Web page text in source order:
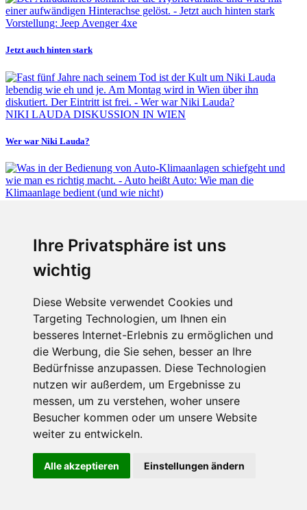
Ihre Privatsphäre ist uns
wichtig
Diese Website verwendet Cookies und
Targeting Technologien, um Ihnen ein
besseres Internet-Erlebnis zu ermöglichen und
die Werbung, die Sie sehen, besser an Ihre
Bedürfnisse anzupassen. Diese Technologien
nutzen wir außerdem, um Ergebnisse zu
messen, um zu verstehen, woher unsere
Besucher kommen oder um unsere Website
weiter zu entwickeln.
Alle akzeptieren Einstellungen ändern
Vorstellung: Jeep Avenger 4xe
Jetzt auch hinten stark
NIKI LAUDA DISKUSSION IN WIEN
Wer war Niki Lauda?
Auto heißt Auto: Wie man die Klimaanlage bedient (und wie nicht)
Fabian Steiner
Der großen Katzensprung mit dem Jaguar Type 01
Menschen in Bewegung
Sophia Flörsch, Rennfahrerin
ÜBER UNS KONTAKT IMPRESSUM
RECHTLICHE